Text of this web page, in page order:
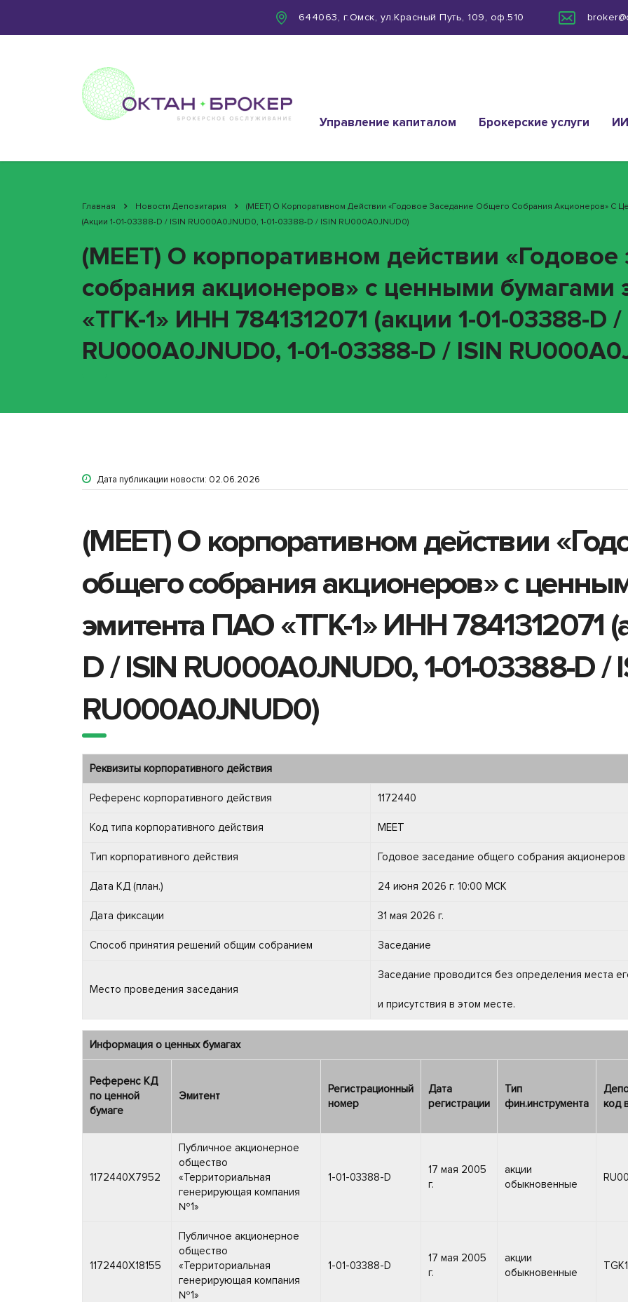
644063, г.Омск, ул.Красный Путь, 109, оф.510
Управление капиталом Брокерские услуги
Главная Новости Депозитария
(MEET) О Корпоративном Действии «Годовое Заседание Общего Собрания Акционеров» С
(акции 1-01-03388-D / ISIN RU000A0JNUD0, 1-01-03388-D / ISIN RU000A0JNUD0)
(MEET) О корпоративном действии
собрания акционеров» с ценными бумагами
«ТГК-1» ИНН 7841312071 (акции 1-01-03388-D /
RU000A0JNUD0, 1-01-03388-D / ISIN
Дата публикации новости: 02.06.2026
(MEET) О корпоративном действии
общего собрания акционеров» с
эмитента ПАО «ТГК-1» ИНН 7841312071
D / ISIN RU000A0JNUD0, 1-01-03388-D /
RU000A0JNUD0)
Реквизиты корпоративного действия
Референс корпоративного действия 1172440
Код типа корпоративного действия MEET
Тип корпоративного действия Годовое заседание общего собрания акционеров
Дата КД (план.) 24 июня 2026 г. 10:00 МСК
Дата фиксации 31 мая 2026 г.
Способ принятия решений общим собранием Заседание
Место проведения заседания
Заседание проводится без определения места
и присутствия в этом месте.
Информация о ценных бумагах
Референс КД
по ценной
бумаге
Эмитент
Регистрационный
номер
Дата
регистрации
Тип
фин.инструмента
код
1172440X7952
Публичное акционерное
общество
«Территориальная
генерирующая компания
№1»
1-01-03388-D
17 мая 2005
г.
акции
обыкновенные
1172440X18155
Публичное акционерное
общество
«Территориальная
генерирующая компания
№1»
1-01-03388-D
17 мая 2005
г.
акции
обыкновенные